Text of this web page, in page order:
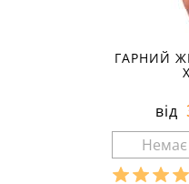
ГАРНИЙ
від